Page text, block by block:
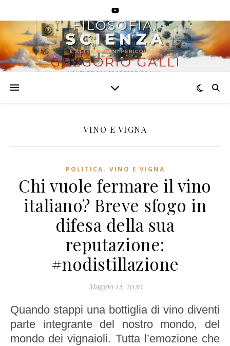
VINO E VIGNA
POLITICA, VINO E VIGNA
Chi vuole fermare il vino
italiano? Breve sfogo in
difesa della sua
reputazione:
#nodistillazione
Maggio 12, 2020
Quando stappi una bottiglia di vino diventi
parte integrante del nostro mondo, del
mondo dei vignaioli. Tutta l’emozione che